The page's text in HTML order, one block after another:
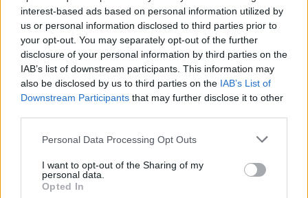
interest-based ads based on personal information utilized by
us or personal information disclosed to third parties prior to
your opt-out. You may separately opt-out of the further
disclosure of your personal information by third parties on the
IAB’s list of downstream participants. This information may
also be disclosed by us to third parties on the IAB’s List of
Downstream Participants that may further disclose it to other
Personal Data Processing Opt Outs
I want to opt-out of the Sharing of my
personal data.
Opted In
προς 2 και ο χρόνος αναμονής είναι έως 30 λεπτά.
Η συλλογή περιλαμβάνει 3 colormix ρεφλέ το πράσινο,
το μπλε και το βιολέ κατά των ανεπιθύμητων κίτρινων
και πορτοκαλί σημείων. Αναμιγνύεται με τις ξανθιστικές
εφαρμόσετε μόνα τους με το οξυζενέ Fanola σε δοσολογία
1 πρός 2. Έτσι, θα δημιουργήσετε πιο crazy χρωματικά